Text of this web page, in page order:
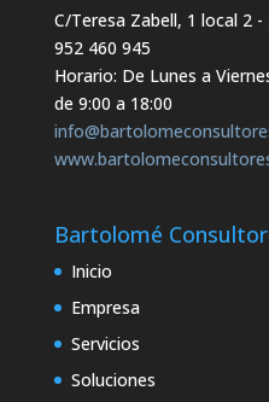
C/Teresa Zabell, 1 local 2-
952 460 945
Horario: De Lunes a
de 9:00 a 18:00
Bartolomé
Inicio
Empresa
Servicios
Soluciones